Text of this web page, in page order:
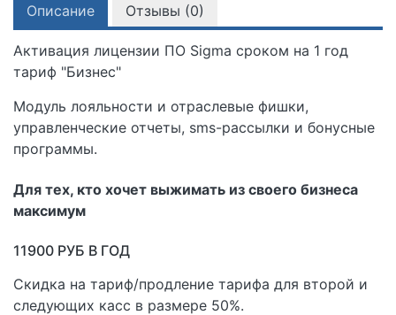
Описание Отзывы (0)
Активация лицензии ПО Sigma сроком на 1 год
тариф "Бизнес"
Модуль лояльности и отраслевые фишки,
управленческие отчеты, sms-рассылки и бонусные
программы.
Для тех, кто хочет выжимать из своего бизнеса
максимум
11900 РУБ В ГОД
Скидка на тариф/продление тарифа для второй и
следующих касс в размере 50%.